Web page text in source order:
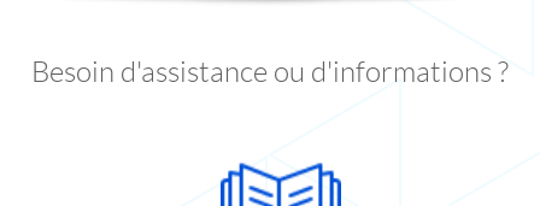
Besoin d'assistance ou d'informations ?